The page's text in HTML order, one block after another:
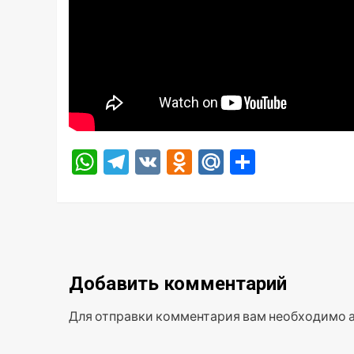
WhatsApp
Telegram
VK Odnoklassniki
Mail.Ru
Добавить комментарий
Для отправки комментария вам необходимо